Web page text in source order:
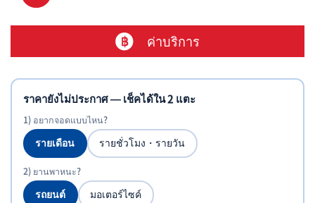
ค่าบริการ
ราคายังไม่ประกาศ — เช็คได้ใน 2 แตะ
1) อยากจอดแบบไหน?
รายเดือน รายชั่วโมง・รายวัน
2) ยานพาหนะ?
รถยนต์ มอเตอร์ไซค์